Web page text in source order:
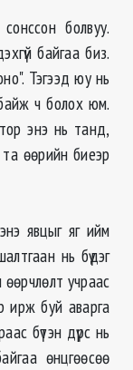
болвуу.
байгаа биз.
Тэгээд юу нь
ч болох юм.
энэ нь танд,
та өөрийн биеэр
явцыг яг ийм
нь бүдэг
учраас
ирж буй аварга
бүтэн дүрс нь
өнцгөөсөө